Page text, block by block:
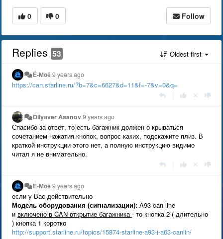
0 0 Follow
Replies 53 Oldest first
Ё-Моё9 years ago
https://can.starline.ru/?b=7&c=6627&d=11&f=-7&v=0&q=
Dilyaver Asanov9 years ago
Спасибо за ответ, то есть багажник должен о крываться
сочетанием нажатия кнопок, вопрос каких, подскажите плиз. В
краткой инструкции этого нет, а полную инструкцию видимо
читал я не внимательно.
Ё-Моё9 years ago
если у Вас действительно
Модель оборудования (сигнализации): A93 can line
и включено в CAN открытие багажника - то кнопка 2 ( длительно
) кнопка 1 коротко
http://support.starline.ru/topics/15874-starline-a93-i-a63-canlin/